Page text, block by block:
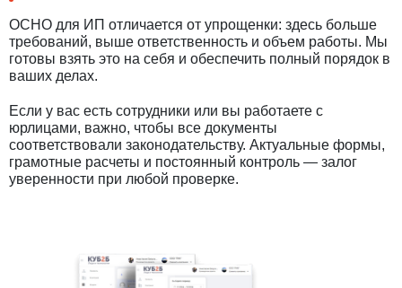
ОСНО для ИП отличается от упрощенки: здесь больше
требований, выше ответственность и объем работы. Мы
готовы взять это на себя и обеспечить полный порядок в
ваших делах.
Если у вас есть сотрудники или вы работаете с
юрлицами, важно, чтобы все документы
соответствовали законодательству. Актуальные формы,
грамотные расчеты и постоянный контроль — залог
уверенности при любой проверке.